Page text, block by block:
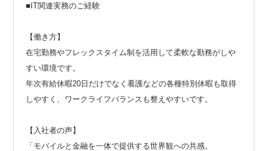
■IT関連実務のご経験
【働き方】
在宅勤務やフレックスタイム制を活用して柔軟な勤務がしや
すい環境です。
年次有給休暇20日だけでなく看護などの各種特別休暇も取得
しやすく、ワークライフバランスも整えやすいです。
【入社者の声】
「モバイルと金融を一体で提供する世界観への共感。